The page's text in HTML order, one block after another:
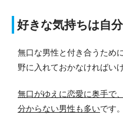
好きな気持ちは自
無口な男性と付き合うため
野に入れておかなければい
無口がゆえに恋愛に奥手で
分からない男性も多いです。